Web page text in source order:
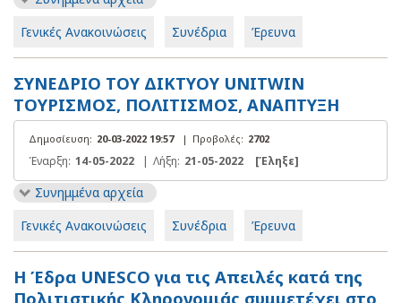
Γενικές Ανακοινώσεις
Συνέδρια Έρευνα
ΣΥΝΕΔΡΙΟ ΤΟΥ ΔΙΚΤΥΟΥ UNITWIN
ΤΟΥΡΙΣΜΟΣ, ΠΟΛΙΤΙΣΜΟΣ, ΑΝΑΠΤΥΞΗ
Δημοσίευση: 20-03-2022 19:57 | Προβολές: 2702
Έναρξη: 14-05-2022 | Λήξη: 21-05-2022 [Έληξε]
Συνημμένα αρχεία
Γενικές Ανακοινώσεις
Συνέδρια Έρευνα
Η Έδρα UNESCO για τις Απειλές κατά της
Πολιτιστικής Κληρονομιάς συμμετέχει στο